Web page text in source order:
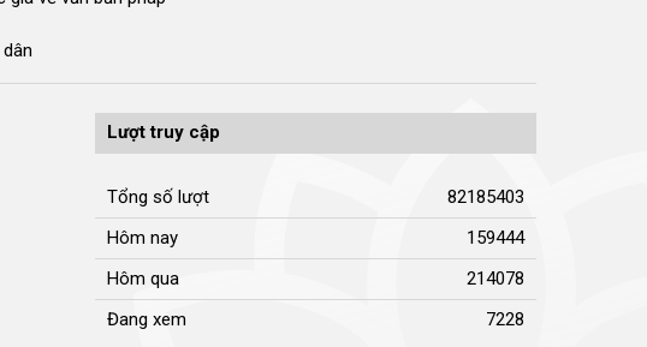
Lượt truy cập
Tổng số lượt
82185403
Hôm nay
159444
Hôm qua
214078
Đang xem
7228